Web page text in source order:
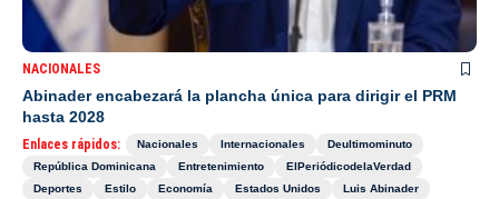
NACIONALES
Abinader encabezará la plancha única para dirigir el PRM
hasta 2028
Enlaces rápidos: Nacionales Internacionales
Deultimominuto
República Dominicana
Entretenimiento
ElPeriódicodelaVerdad
Deportes
Estilo Economía Estados Unidos
Luis Abinader